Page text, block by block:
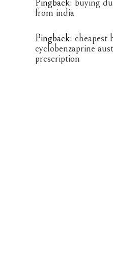
Pingback: buying
from india
Pingback: cheapest
cyclobenzaprine
prescription